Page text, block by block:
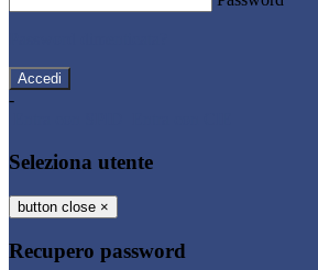
-
Seleziona utente
button close ×
Recupero password